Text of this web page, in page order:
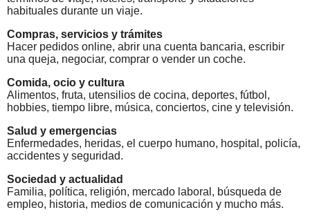
habituales durante un viaje.
Compras, servicios y trámites
Hacer pedidos online, abrir una cuenta bancaria, escribir
una queja, negociar, comprar o vender un coche.
Comida, ocio y cultura
Alimentos, fruta, utensilios de cocina, deportes, fútbol,
hobbies, tiempo libre, música, conciertos, cine y televisión.
Salud y emergencias
Enfermedades, heridas, el cuerpo humano, hospital, policía,
accidentes y seguridad.
Sociedad y actualidad
Familia, política, religión, mercado laboral, búsqueda de
empleo, historia, medios de comunicación y mucho más.